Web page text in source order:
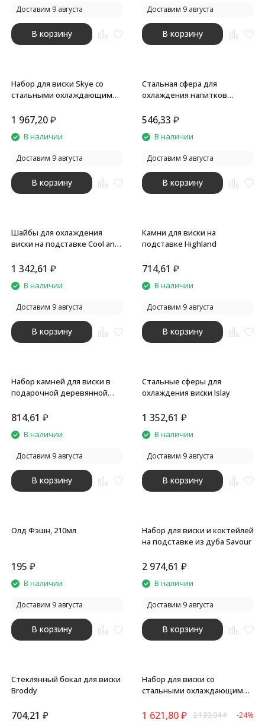
Доставим 9 августа
В корзину
Доставим 9 августа
В корзину
Набор для виски Skye со
стальными охлаждающими
мешочком в коробке,
1 967,20₽
В наличии
Доставим 9 августа
В корзину
Стальная сфера для
охлаждения напитков
546,33 ₽
В наличии
Доставим 9 августа
В корзину
Шайбы для охлаждения
виски на подставке Cool and
1 342,61 ₽
В наличии
Доставим 9 августа
В корзину
Камни для виски на
подставке Highland
714,61 ₽
В наличии
Доставим 9 августа
В корзину
Набор камней для виски в
подарочной деревянной
814,61 ₽
В наличии
Доставим 9 августа
В корзину
Стальные сферы для
охлаждения виски Islay
1 352,61 ₽
В наличии
Доставим 9 августа
В корзину
Олд Фэшн, 210мл
195 ₽
В наличии
Доставим 9 августа
В корзину
Набор для виски и коктейлей
на подставке из дуба Savour
2 974,61 ₽
В наличии
Доставим 9 августа
В корзину
Стеклянный бокал для виски
Broddy
704,21 ₽
Набор для виски со
стальными охлаждающими
мешочком в коробке,
1 621,80₽ 2 139,04₽ -24%